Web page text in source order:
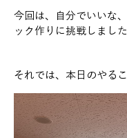
今回は、自分でいいな
ック作りに挑戦しました
それでは、本日のやる